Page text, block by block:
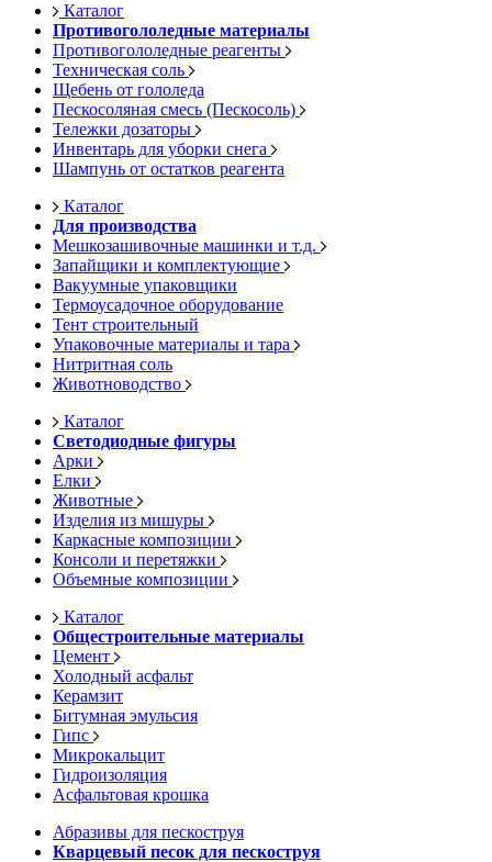
Каталог
Противогололедные материалы
Противогололедные реагенты
Техническая соль
Щебень от гололеда
Пескосоляная смесь (Пескосоль)
Тележки дозаторы
Инвентарь для уборки снега
Шампунь от остатков реагента
Каталог
Для производства
Мешкозашивочные машинки и т.д.
Запайщики и комплектующие
Вакуумные упаковщики
Термоусадочное оборудование
Тент строительный
Упаковочные материалы и тара
Нитритная соль
Животноводство
Каталог
Светодиодные фигуры
Арки
Елки
Животные
Изделия из мишуры
Каркасные композиции
Консоли и перетяжки
Объемные композиции
Каталог
Общестроительные материалы
Цемент
Холодный асфальт
Керамзит
Битумная эмульсия
Гипс
Микрокальцит
Гидроизоляция
Асфальтовая крошка
Абразивы для пескоструя
Кварцевый песок для пескоструя